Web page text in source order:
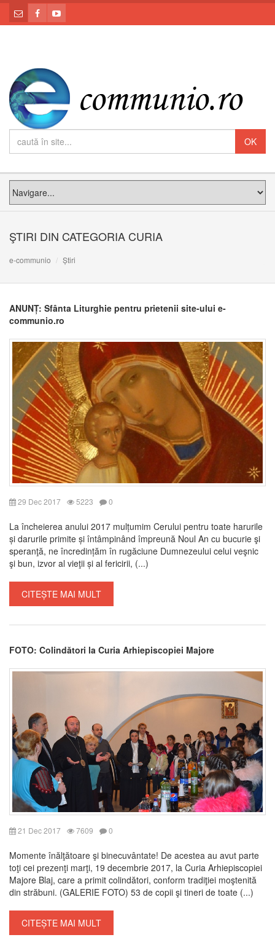
ŞTIRI DIN CATEGORIA CURIA
e-communio Știri
ANUNȚ: Sfânta Liturghie pentru prietenii site-ului e-
communio.ro
29 Dec 2017 5223 0
La încheierea anului 2017 mulțumim Cerului pentru toate harurile
și darurile primite și întâmpinând împreună Noul An cu bucurie şi
speranţă, ne încredințăm în rugăciune Dumnezeului celui veşnic
şi bun, izvor al vieţii și al fericirii, (...)
CITEȘTE MAI MULT
FOTO: Colindători la Curia Arhiepiscopiei Majore
21 Dec 2017 7609 0
Momente înălţătoare şi binecuvântate! De acestea au avut parte
toţi cei prezenţi marţi, 19 decembrie 2017, la Curia Arhiepiscopiei
Majore Blaj, care a primit colindători, conform tradiţiei moştenită
din străbuni. (GALERIE FOTO) 53 de copii şi tineri de toate (...)
CITEȘTE MAI MULT